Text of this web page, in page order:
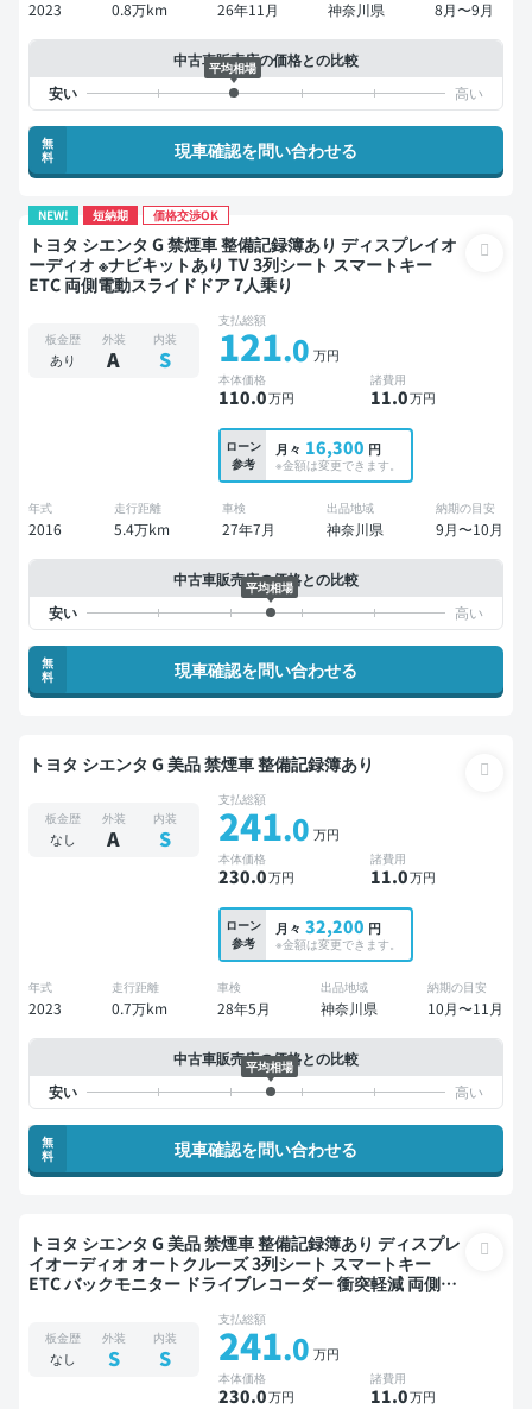
2023 0.8万km 26年11月 神奈川県 8月〜9月
中古車販売店の価格との比較
平均相場
無
料
現車確認を問い合わせる
NEW! 短納期 価格交渉OK
トヨタ シエンタ G 禁煙車 整備記録簿あり ディスプレイオ
ーディオ ※ナビキットあり TV 3列シート スマートキー
ETC 両側電動スライドドア 7人乗り
板金歴
あり
外装
A
内装
S
支払総額
121.0 万円
本体価格
110.0万円
諸費用
11.0万円
ローン
参考
月々 16,300 円
※金額は変更できます。
年式
2016
走行距離
5.4万km
車検
27年7月
出品地域
神奈川県
納期の目安
9月〜10月
中古車販売店の価格との比較
平均相場
無
料
現車確認を問い合わせる
トヨタ シエンタ G 美品 禁煙車 整備記録簿あり
板金歴
なし
外装
A
内装
S
支払総額
241.0 万円
本体価格
230.0万円
諸費用
11.0万円
ローン
参考
月々 32,200 円
※金額は変更できます。
年式
2023
走行距離
0.7万km
車検
28年5月
出品地域
神奈川県
納期の目安
10月〜11月
中古車販売店の価格との比較
平均相場
無
料
現車確認を問い合わせる
トヨタ シエンタ G 美品 禁煙車 整備記録簿あり ディスプレ
イオーディオ オートクルーズ 3列シート スマートキー
ETC バックモニター ドライブレコーダー 衝突軽減 両側電
板金歴
なし
外装
S
内装
S
支払総額
241.0 万円
本体価格
230.0万円
諸費用
11.0万円